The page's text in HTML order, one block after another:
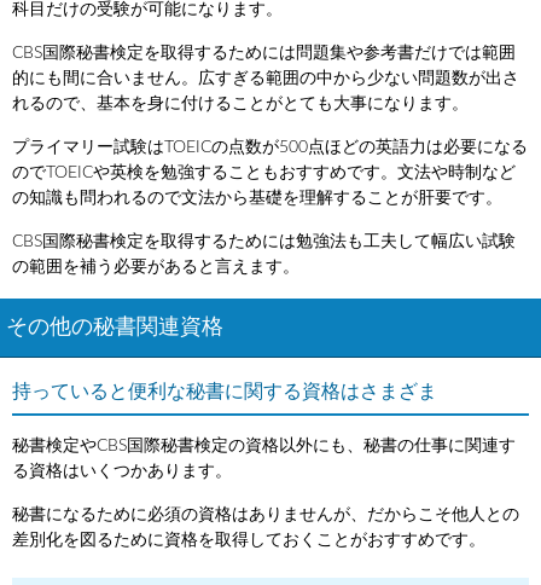
科目だけの受験が可能になります。
CBS国際秘書検定を取得するためには問題集や参考書だけでは範囲
的にも間に合いません。広すぎる範囲の中から少ない問題数が出さ
れるので、基本を身に付けることがとても大事になります。
プライマリー試験はTOEICの点数が500点ほどの英語力は必要になる
のでTOEICや英検を勉強することもおすすめです。文法や時制など
の知識も問われるので文法から基礎を理解することが肝要です。
CBS国際秘書検定を取得するためには勉強法も工夫して幅広い試験
の範囲を補う必要があると言えます。
その他の秘書関連資格
持っていると便利な秘書に関する資格はさまざま
秘書検定やCBS国際秘書検定の資格以外にも、秘書の仕事に関連す
る資格はいくつかあります。
秘書になるために必須の資格はありませんが、だからこそ他人との
差別化を図るために資格を取得しておくことがおすすめです。